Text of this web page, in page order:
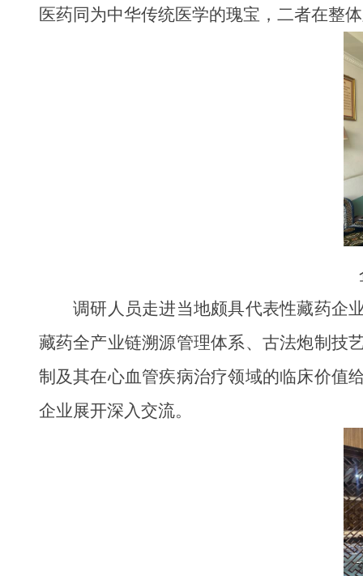
医药同为中华传统医学的瑰宝，二者在整
调研人员走进当地颇具代表性藏药企
藏药全产业链溯源管理体系、古法炮制技
制及其在心血管疾病治疗领域的临床价值
企业展开深入交流。